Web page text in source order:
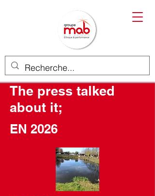
The press talked
about it;
EN 2026